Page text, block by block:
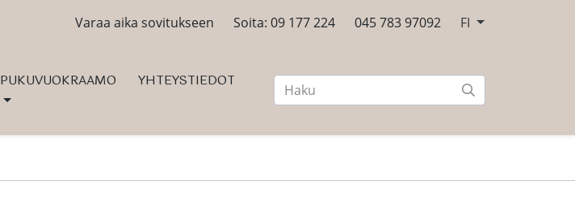
Varaa aika sovitukseen Soita: 09 177 224 045 783 97092 FI
PUKUVUOKRAAMO YHTEYSTIEDOT